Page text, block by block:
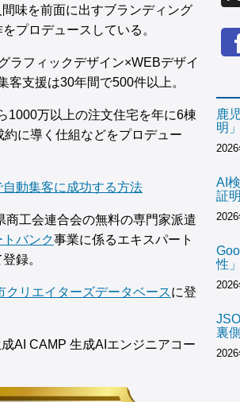
味を前面に出すブランディング
プロデュースしている。
ラフィックデザイン×WEBデザイ
客支援は30年間で500件以上。
1000万以上の注文住宅を年に6棟
約に導く仕組などをプロデュー
自動集客に成功する方法
商工会連合会の無料の専門家派遣
バンク事業に係るエキスパート
録。
クリエイターズデータベースに登
AI CAMP 生成AIエンジニアコー
鹿
明
AI
証
性
裏